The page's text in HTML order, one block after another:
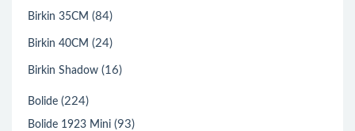
Birkin 35CM (84)
Birkin 40CM (24)
Birkin Shadow (16)
Bolide (224)
Bolide 1923 Mini (93)